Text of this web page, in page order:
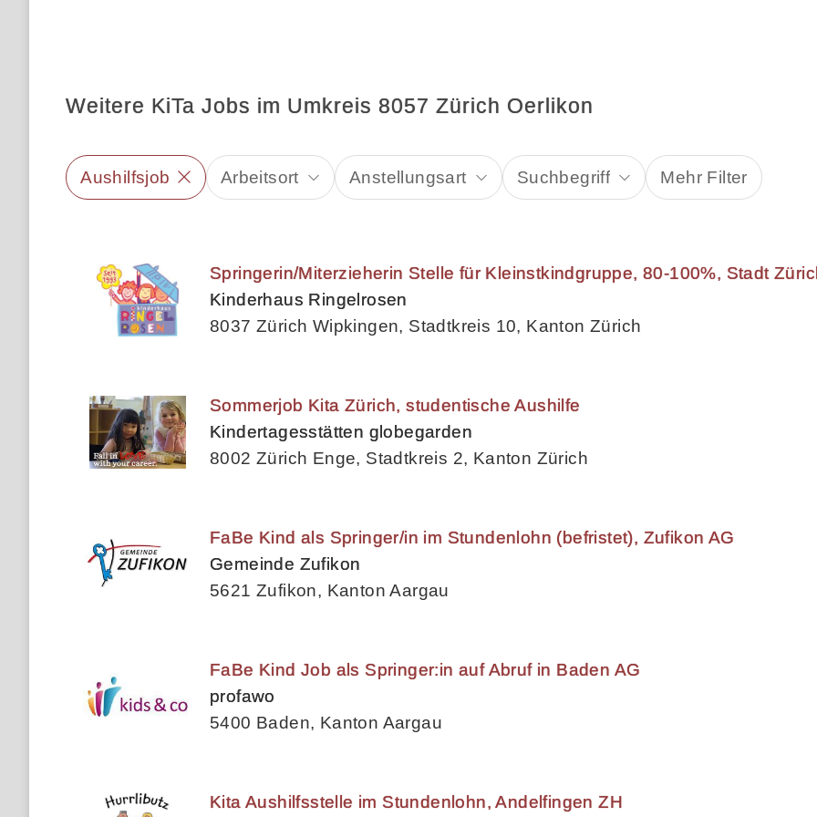
Weitere KiTa Jobs im Umkreis 8057 Zürich Oerlikon
Aushilfsjob Arbeitsort Anstellungsart Suchbegriff Mehr Filter
Springerin/Miterzieherin Stelle für Kleinstkindgruppe, 80-100%, Stadt
Kinderhaus Ringelrosen
8037 Zürich Wipkingen, Stadtkreis 10, Kanton Zürich
Sommerjob Kita Zürich, studentische Aushilfe
Kindertagesstätten globegarden
8002 Zürich Enge, Stadtkreis 2, Kanton Zürich
FaBe Kind als Springer/in im Stundenlohn (befristet), Zufikon AG
Gemeinde Zufikon
5621 Zufikon, Kanton Aargau
FaBe Kind Job als Springer:in auf Abruf in Baden AG
profawo
5400 Baden, Kanton Aargau
Kita Aushilfsstelle im Stundenlohn, Andelfingen ZH